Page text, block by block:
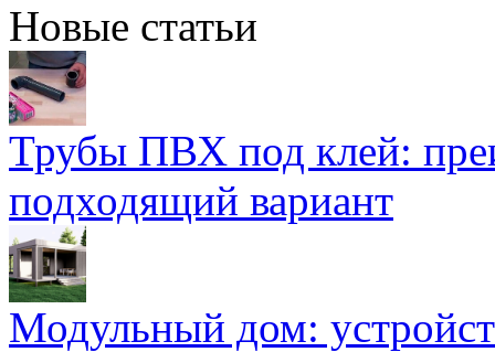
Новые статьи
Трубы ПВХ под клей:
подходящий вариант
Модульный дом: